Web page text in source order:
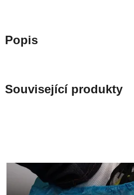
Popis
Související produkty